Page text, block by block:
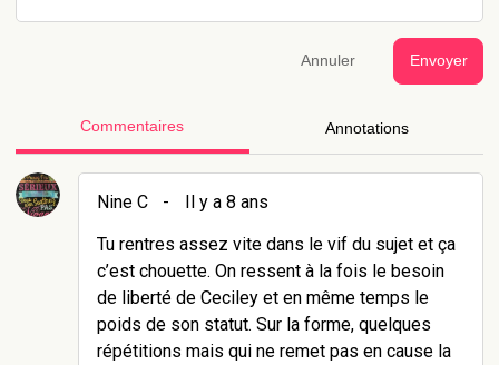
Annuler Envoyer
Commentaires Annotations
Nine C -
Il y a 8 ans
Tu rentres assez vite dans le vif du sujet et ça
c’est chouette. On ressent à la fois le besoin
de liberté de Ceciley et en même temps le
poids de son statut. Sur la forme, quelques
répétitions mais qui ne remet pas en cause la